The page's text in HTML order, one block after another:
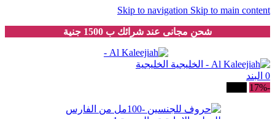
Skip to navigation Skip to main content
شحن مجانى عند شرائك ب 1500 جنية
0 البند
-17%